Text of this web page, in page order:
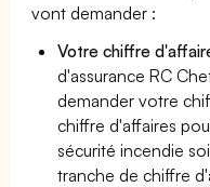
vont demander :
Votre chiffre
d'assurance RC
demander votre
chiffre d'affaires
sécurité incendie
tranche de chiffre